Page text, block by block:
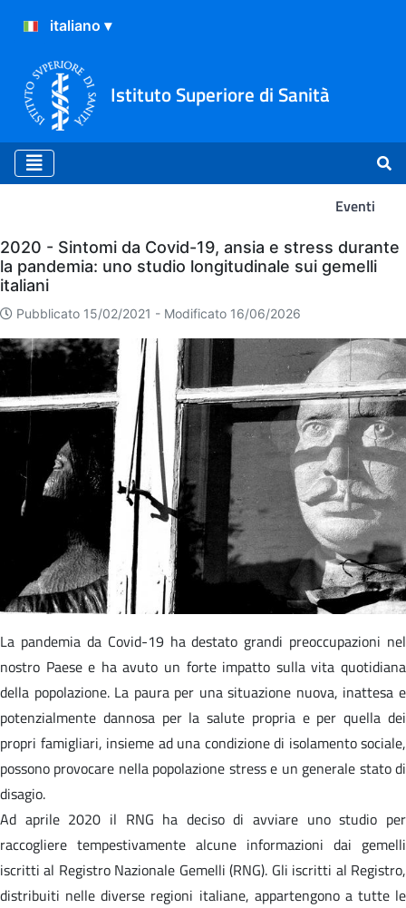
Istituto Superiore di Sanità
Eventi
Eventi
2020 - Sintomi da Covid-19, ansia e stress durante
la pandemia: uno studio longitudinale sui gemelli
italiani
Pubblicato 15/02/2021 - Modificato 16/06/2026
La pandemia da Covid-19 ha destato grandi preoccupazioni nel
nostro Paese e ha avuto un forte impatto sulla vita quotidiana
della popolazione. La paura per una situazione nuova, inattesa e
potenzialmente dannosa per la salute propria e per quella dei
propri famigliari, insieme ad una condizione di isolamento sociale,
possono provocare nella popolazione stress e un generale stato di
disagio.
Ad aprile 2020 il RNG ha deciso di avviare uno studio per
raccogliere tempestivamente alcune informazioni dai gemelli
iscritti al Registro Nazionale Gemelli (RNG). Gli iscritti al Registro,
distribuiti nelle diverse regioni italiane, appartengono a tutte le